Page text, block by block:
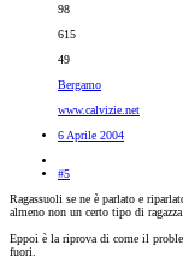
98
615
49
Bergamo
www.calvizie.net
6 Aprile 2004
#5
Ragassuoli se ne è parlato e
almeno non un certo tipo di ragazza.
Eppoi è la riprova di come il
fuori.